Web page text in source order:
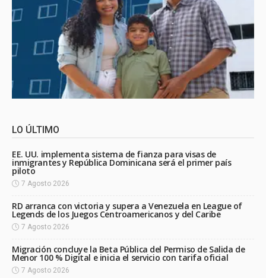
LO ÚLTIMO
EE. UU. implementa sistema de fianza para visas de
inmigrantes y República Dominicana será el primer país
piloto
7 Agosto 2026
RD arranca con victoria y supera a Venezuela en League of
Legends de los Juegos Centroamericanos y del Caribe
7 Agosto 2026
Migración concluye la Beta Pública del Permiso de Salida de
Menor 100 % Digital e inicia el servicio con tarifa oficial
7 Agosto 2026